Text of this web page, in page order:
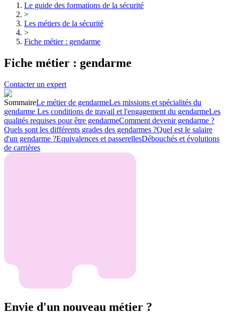
Le guide des formations de la sécurité
>
Les métiers de la sécurité
>
Fiche métier : gendarme
Fiche métier : gendarme
Contacter un expert
SommaireLe métier de gendarmeLes missions et spécialités du
gendarme Les conditions de travail et l'engagement du gendarmeLes
qualités requises pour être gendarmeComment devenir gendarme ?
Quels sont les différents grades des gendarmes ?Quel est le salaire
d'un gendarme ?Equivalences et passerellesDébouchés et évolutions
de carrières
Envie d'un nouveau métier ?